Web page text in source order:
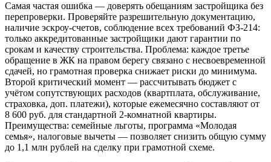
Самая частая ошибка — доверять обещаниям застройщика без
перепроверки. Проверяйте разрешительную документацию,
наличие эскроу-счетов, соблюдение всех требований ФЗ-214:
только аккредитованные застройщики дают гарантии по
срокам и качеству строительства. Проблема: каждое третье
обращение в ЖК на правом берегу связано с несвоевременной
сдачей, но грамотная проверка снижает риски до минимума.
Второй критический момент — рассчитывать бюджет с
учётом сопутствующих расходов (квартплата, обслуживание,
страховка, доп. платежи), которые ежемесячно составляют от
8 600 руб. для стандартной 2-комнатной квартиры.
Преимущества: семейные льготы, программа «Молодая
семья», налоговые вычеты — позволяет снизить общую сумму
до 1,1 млн рублей на сделку при грамотной схеме.